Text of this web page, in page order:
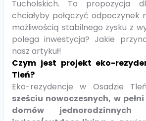
Tucholskich. To propozycja
chciałyby połączyć odpoczynek
możliwością stabilnego zysku z
polega inwestycja? Jakie
nasz artykuł!
Czym jest projekt eko-
Tleń?
Eko-rezydencje w Osadzie
sześciu nowoczesnych, w
domów